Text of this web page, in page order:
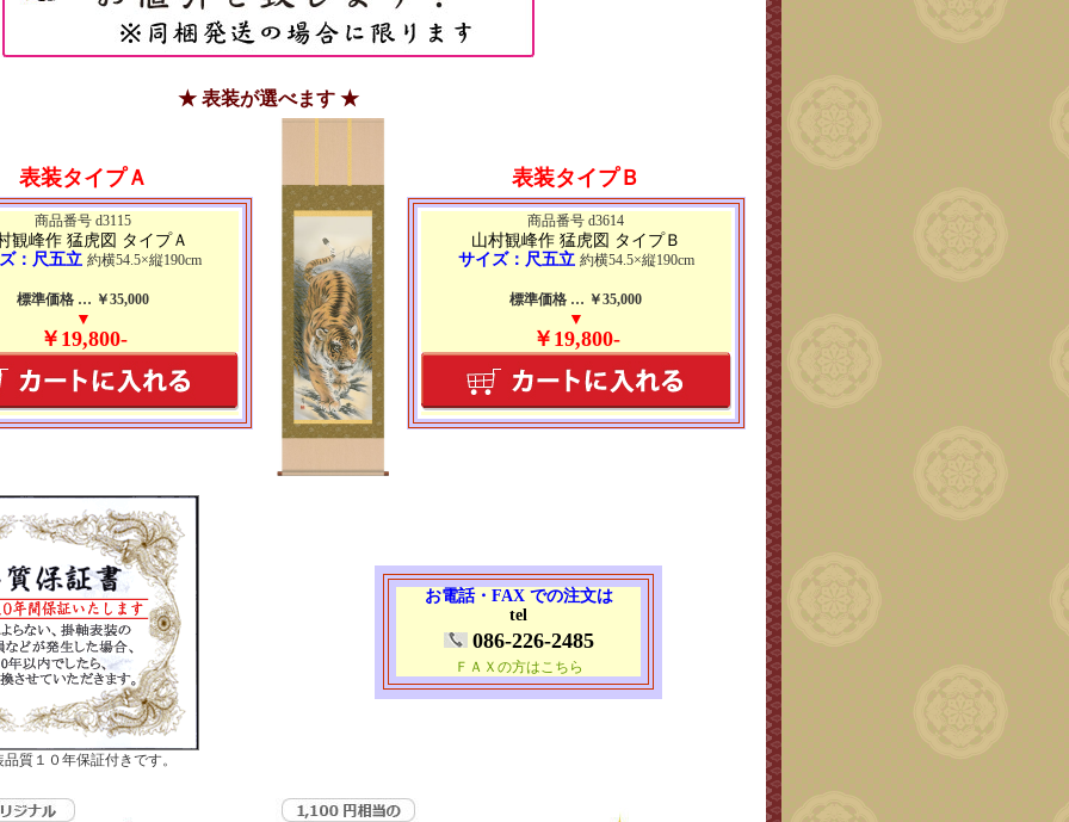
★ 表装が選べます ★
表装タイプＡ
商品番号 d3115
観峰作 猛虎図 タイプＡ
：尺五立 約横54.5×縦190cm
標準価格 … ￥35,000
▼
￥19,800-
表装タイプＢ
商品番号 d3614
山村観峰作 猛虎図 タイプＢ
サイズ：尺五立 約横54.5×縦190cm
標準価格 … ￥35,000
▼
￥19,800-
質１０年保証付きです。
お電話・FAX での注文は
tel
086-226-2485
ＦＡＸの方はこちら